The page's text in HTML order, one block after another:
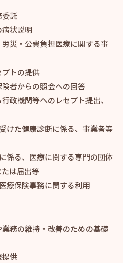
委託
状説明
災・公費負担医療に関する事
トの提供
者からの照会への回答
政機関等へのレセプト提出、
けた健康診断に係る、事業者等
係る、医療に関する専門の団体
は届出等
療保険事務に関する利用
務の維持・改善のための基礎
提供